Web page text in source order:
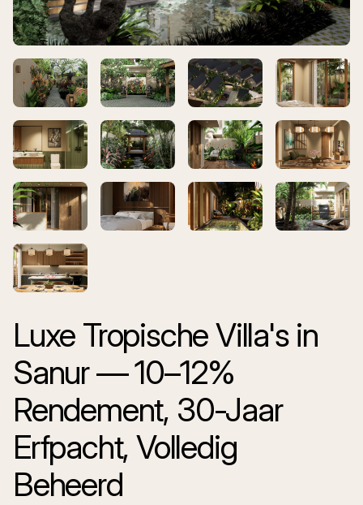
Luxe Tropische Villa's in
Sanur — 10–12%
Rendement, 30-Jaar
Erfpacht, Volledig
Beheerd